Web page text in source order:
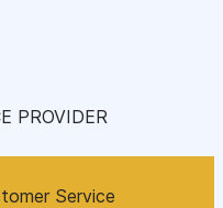
PROVIDER
Service